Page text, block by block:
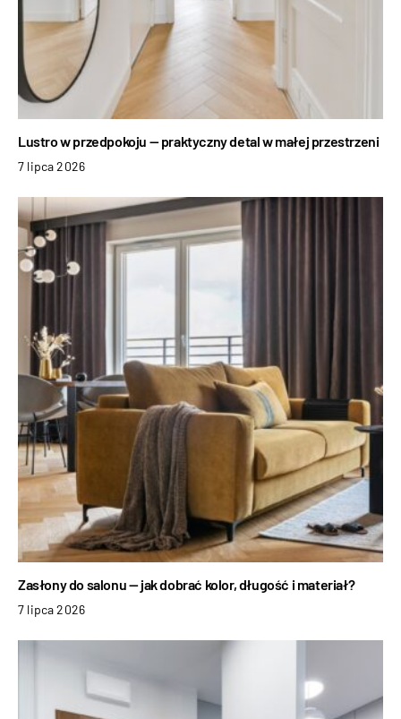
Lustro w przedpokoju — praktyczny detal w małej przestrzeni
7 lipca 2026
Zasłony do salonu — jak dobrać kolor, długość i materiał?
7 lipca 2026